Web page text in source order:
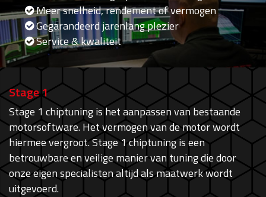
Meer snelheid, rendement of vermogen
Gegarandeerd jarenlang plezier
Service & kwaliteit
Stage 1
Stage 1 chiptuning is het aanpassen van bestaande
motorsoftware. Het vermogen van de motor wordt
hiermee vergroot. Stage 1 chiptuning is een
betrouwbare en veilige manier van tuning die door
onze eigen specialisten altijd als maatwerk wordt
uitgevoerd.